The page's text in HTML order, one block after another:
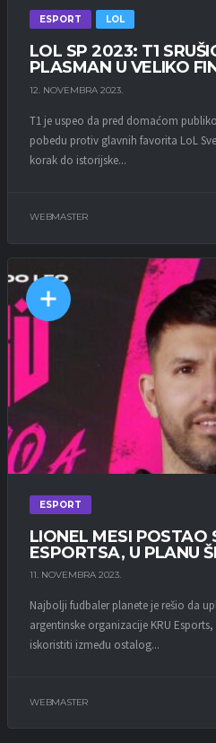
ESPORT LOL
LOL SP 2023: T1
PLASMAN U VELIKO
12. NOVEMBRA 2023.
T1 je uspeo da pred domaćom
pobedu protiv glavnih favorita LoL
korak do istorijske...
WEBMASTER
ESPORT
LIONEL MESI POSTAO
ESPORTSA, U PLANU
11. NOVEMBRA 2023.
Najbolji fudbaler planete je rešio da
argentinske organizacije KRU
iskoristiti između ostalog...
WEBMASTER